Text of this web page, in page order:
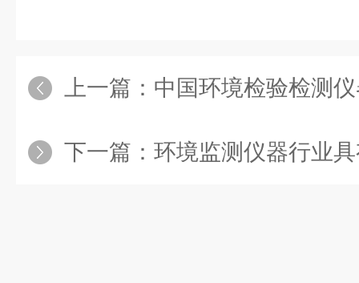
上一篇： 中国环境检验检测仪器缺
下一篇： 环境监测仪器行业